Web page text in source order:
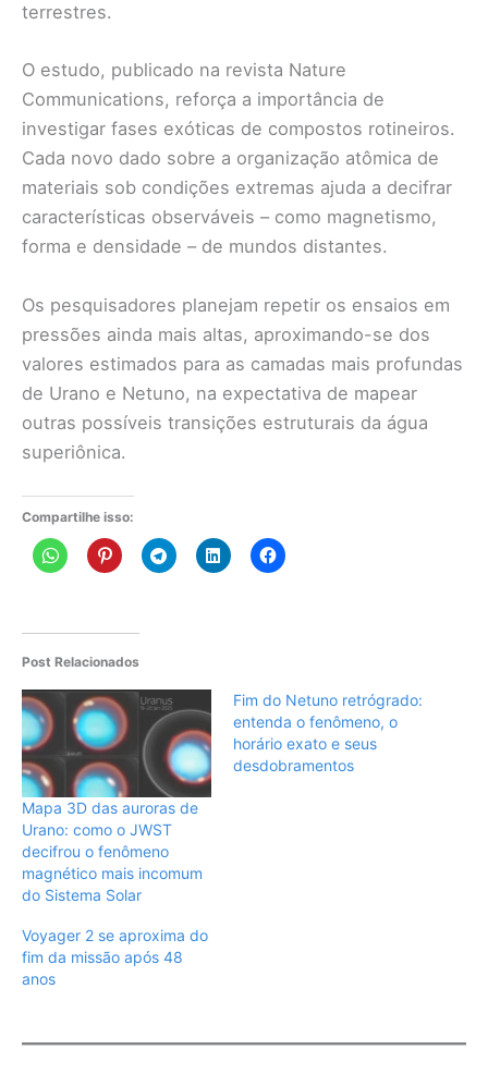
terrestres.
O estudo, publicado na revista Nature
Communications, reforça a importância de
investigar fases exóticas de compostos rotineiros.
Cada novo dado sobre a organização atômica de
materiais sob condições extremas ajuda a decifrar
características observáveis – como magnetismo,
forma e densidade – de mundos distantes.
Os pesquisadores planejam repetir os ensaios em
pressões ainda mais altas, aproximando-se dos
valores estimados para as camadas mais profundas
de Urano e Netuno, na expectativa de mapear
outras possíveis transições estruturais da água
superiônica.
Compartilhe isso:
Post Relacionados
Mapa 3D das auroras de
Urano: como o JWST
decifrou o fenômeno
magnético mais incomum
do Sistema Solar
Fim do Netuno retrógrado:
entenda o fenômeno, o
horário exato e seus
desdobramentos
Voyager 2 se aproxima do
fim da missão após 48
anos